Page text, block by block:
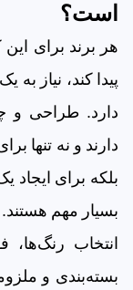
است؟
هر برند برای
پیدا کند، نیاز
دارد. طراحی
دارند و نه تنها
بلکه برای ایجاد
بسیار مهم هستند.
انتخاب
بسته‌بندی و